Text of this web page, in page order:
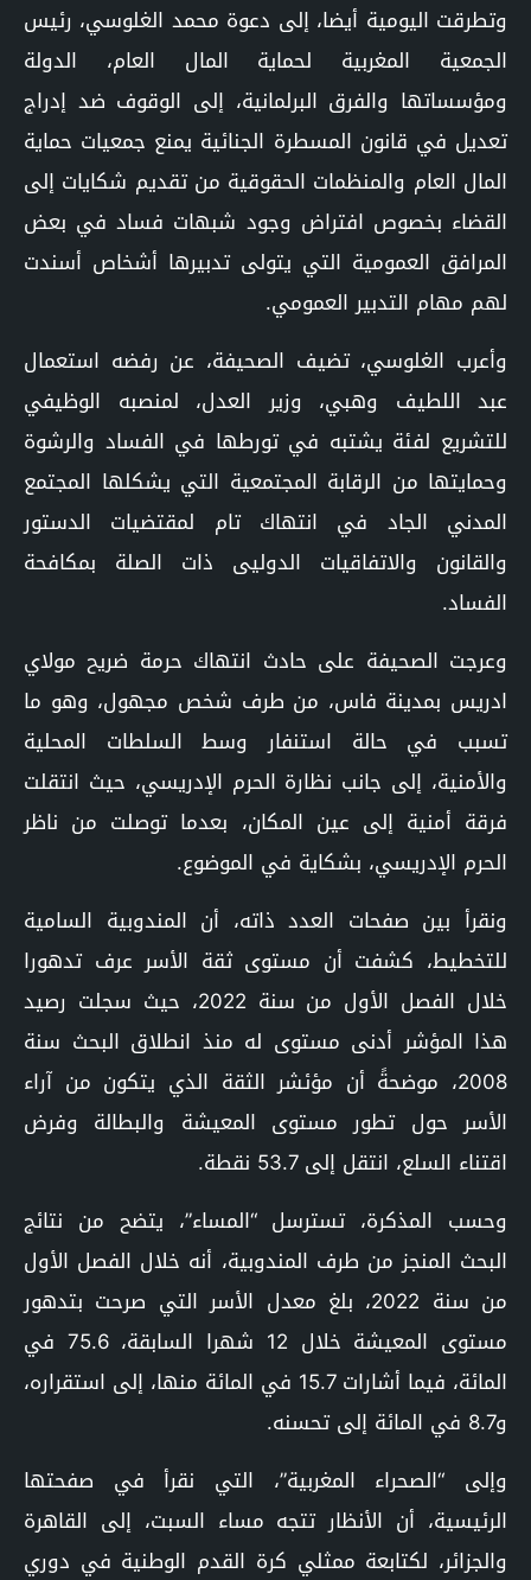
وتطرقت اليومية أيضا، إلى دعوة محمد الغلوسي، رئيس
الجمعية المغربية لحماية المال العام، الدولة
ومؤسساتها والفرق البرلمانية، إلى الوقوف ضد إدراج
تعديل في قانون المسطرة الجنائية يمنع جمعيات حماية
المال العام والمنظمات الحقوقية من تقديم شكايات إلى
القضاء بخصوص افتراض وجود شبهات فساد في بعض
المرافق العمومية التي يتولى تدبيرها أشخاص أسندت
لهم مهام التدبير العمومي.
وأعرب الغلوسي، تضيف الصحيفة، عن رفضه استعمال
عبد اللطيف وهبي، وزير العدل، لمنصبه الوظيفي
للتشريع لفئة يشتبه في تورطها في الفساد والرشوة
وحمايتها من الرقابة المجتمعية التي يشكلها المجتمع
المدني الجاد في انتهاك تام لمقتضيات الدستور
والقانون والاتفاقيات الدوليى ذات الصلة بمكافحة
الفساد.
وعرجت الصحيفة على حادث انتهاك حرمة ضريح مولاي
ادريس بمدينة فاس، من طرف شخص مجهول، وهو ما
تسبب في حالة استنفار وسط السلطات المحلية
والأمنية، إلى جانب نظارة الحرم الإدريسي، حيث انتقلت
فرقة أمنية إلى عين المكان، بعدما توصلت من ناظر
الحرم الإدريسي، بشكاية في الموضوع.
ونقرأ بين صفحات العدد ذاته، أن المندوبية السامية
للتخطيط، كشفت أن مستوى ثقة الأسر عرف تدهورا
خلال الفصل الأول من سنة 2022، حيث سجلت رصيد
هذا المؤشر أدنى مستوى له منذ انطلاق البحث سنة
2008، موضحةً أن مؤئشر الثقة الذي يتكون من آراء
الأسر حول تطور مستوى المعيشة والبطالة وفرض
اقتناء السلع، انتقل إلى 53.7 نقطة.
وحسب المذكرة، تسترسل “المساء”، يتضح من نتائج
البحث المنجز من طرف المندوبية، أنه خلال الفصل الأول
من سنة 2022، بلغ معدل الأسر التي صرحت بتدهور
مستوى المعيشة خلال 12 شهرا السابقة، 75.6 في
المائة، فيما أشارات 15.7 في المائة منها، إلى استقراره،
و8.7 في المائة إلى تحسنه.
وإلى “الصحراء المغربية”، التي نقرأ في صفحتها
الرئيسية، أن الأنظار تتجه مساء السبت، إلى القاهرة
والجزائر، لكتابعة ممثلي كرة القدم الوطنية في دوري